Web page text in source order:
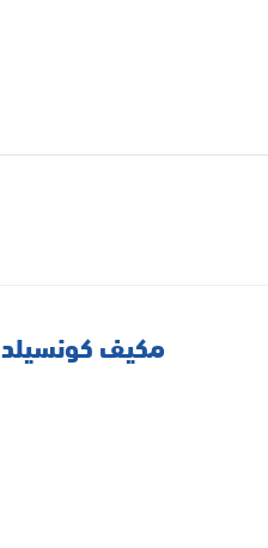
مكيف كونسيلد 34000 وحدة جرى انفيرتر – حار / بارد GFH36ADXH-S6DTE4D/I-GFH36ADXH-S6DTE4D/O